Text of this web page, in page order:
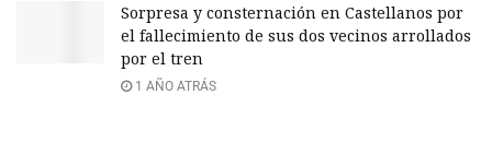
Sorpresa y consternación en Castellanos por
el fallecimiento de sus dos vecinos arrollados
por el tren
1 AÑO ATRÁS